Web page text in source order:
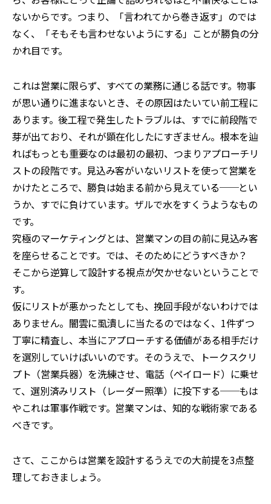
ないからです。つまり、「言われてから巻き返す」のでは
なく、「そもそも言わせないようにする」ことが勝負の分
かれ目です。
これは営業に限らず、すべての業務に通じる話です。物事
が思い通りに進まないとき、その原因はたいてい前工程に
あります。後工程で発生したトラブルは、すでに前段階で
芽が出ており、それが顕在化したにすぎません。根本を辿
ればもっとも重要なのは最初の最初、つまりアプローチリ
ストの段階です。見込み客がいないリストを使って営業を
かけたところで、勝負は始まる前から見えている──とい
うか、すでに負けています。ザルで水をすくうようなもの
です。
究極のマーケティングとは、営業マンの目の前に見込み客
を座らせることです。では、そのためにどうすべきか？
そこから逆算して設計する視点が欠かせないということで
す。
仮にリストが悪かったとしても、挽回手段がないわけでは
ありません。闇雲に虱潰しに当たるのではなく、1件ずつ
丁寧に精査し、本当にアプローチする価値がある相手だけ
を選別していけばいいのです。そのうえで、トークスクリ
プト（営業兵器）を洗練させ、電話（ペイロード）に乗せ
て、選別済みリスト（レーダー照準）に投下する──もは
やこれは軍事作戦です。営業マンは、知的な戦術家である
べきです。
さて、ここからは営業を設計するうえでの大前提を3点整
理しておきましょう。